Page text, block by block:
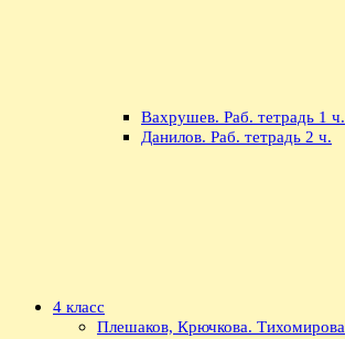
Вахрушев. Раб. тетрадь 1 ч.
Данилов. Раб. тетрадь 2 ч.
4 класс
Плешаков, Крючкова. Тихомирова